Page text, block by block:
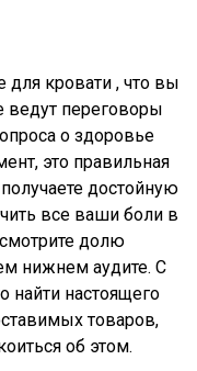
для кровати , что вы
ведут переговоры
о здоровье
это правильная
достойную
все ваши боли в
долю
нижнем аудите. С
найти настоящего
товаров,
об этом.